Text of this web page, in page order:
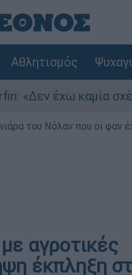
Αθλητισμός
καμία σχέση με την
του Νόλαν που οι φαν
αγροτικές
έκπληξη